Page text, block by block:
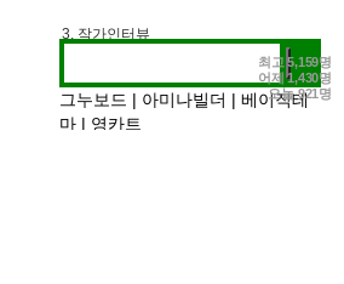
최고 5,159명
어제1,430명
오늘921명
3. 작가인터뷰
그누보드 | 아미나빌더 | 베이직테
마 | 영카트